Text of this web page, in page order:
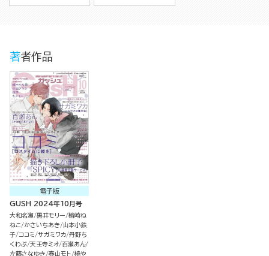
著者作品
電子版
GUSH 2024年10月号
大和名瀬 黒井モリー 楢崎ね
ねこ
かさいちあき
山本小鉄
子 ココミ サガミワカ 丹野ち
くわぶ 天王寺ミオ 百瀬あん
左藤さなゆき 春山モト 橈や